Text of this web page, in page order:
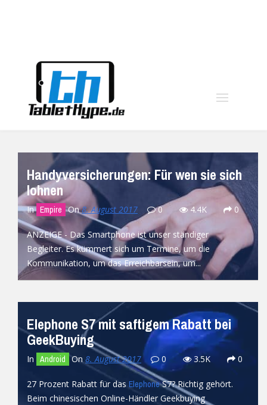
Handyversicherungen: Für wen sie sich
lohnen
In Empire On8. August 2017 0 4.4K 0
ANZEIGE - Das Smartphone ist unser ständiger
Begleiter. Es kümmert sich um Termine, um die
Kommunikation, um das Erreichbarsein, um...
READ MORE
Elephone S7 mit saftigem Rabatt bei
GeekBuying
In Android On 8. August 2017 0 3.5K 0
27 Prozent Rabatt für das ElephoneS7? Richtig gehört.
Beim chinesischen Online-Händler Geekbuying